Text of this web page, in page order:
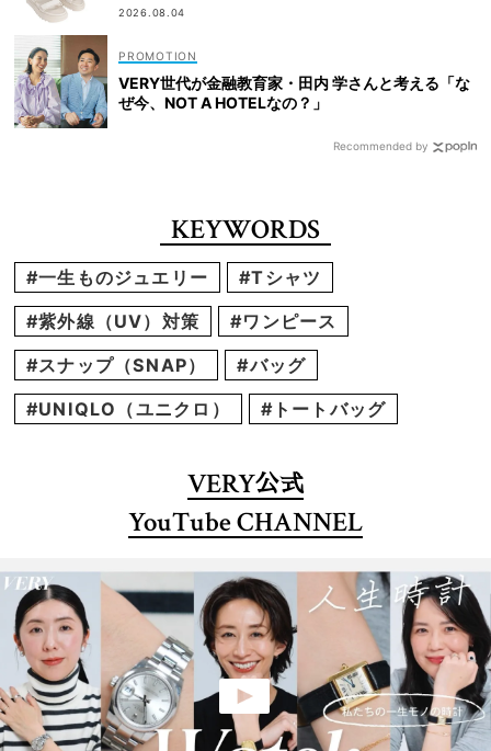
2026.08.04
VERY世代が金融教育家・田内 学さんと考える「な
ぜ今、NOT A HOTELなの？」
Recommended by
KEYWORDS
#一生ものジュエリー
#Tシャツ
#紫外線（UV）対策
#ワンピース
#スナップ（SNAP）
#バッグ
#UNIQLO（ユニクロ）
#トートバッグ
VERY公式
YouTube CHANNEL